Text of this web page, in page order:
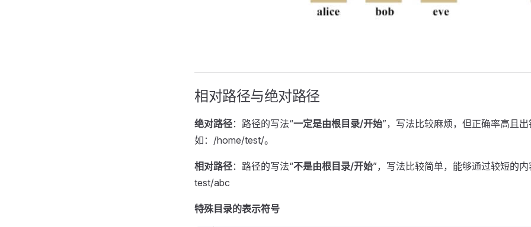
相对路径与绝对路径
绝对路径：路径的写法“一定是由根目录/开始”，写法比较麻烦，但正确率高且出
如：/home/test/。
相对路径：路径的写法“不是由根目录/开始”，写法比较简单，能够通过较短的内
test/abc
特殊目录的表示符号